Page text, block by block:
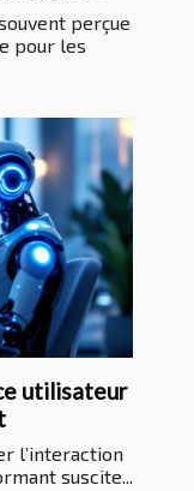
perçue
pour les
utilisateur
l’interaction
suscite...